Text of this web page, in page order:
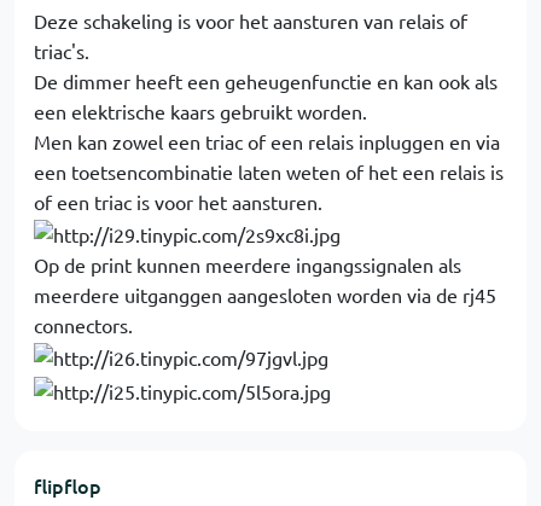
Deze schakeling is voor het aansturen van relais of
triac's.
De dimmer heeft een geheugenfunctie en kan ook als
een elektrische kaars gebruikt worden.
Men kan zowel een triac of een relais inpluggen en via
een toetsencombinatie laten weten of het een relais is
of een triac is voor het aansturen.
Op de print kunnen meerdere ingangssignalen als
meerdere uitganggen aangesloten worden via de rj45
connectors.
flipflop